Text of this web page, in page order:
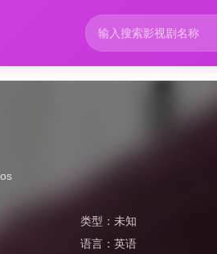
类型： 未知
语言： 英语